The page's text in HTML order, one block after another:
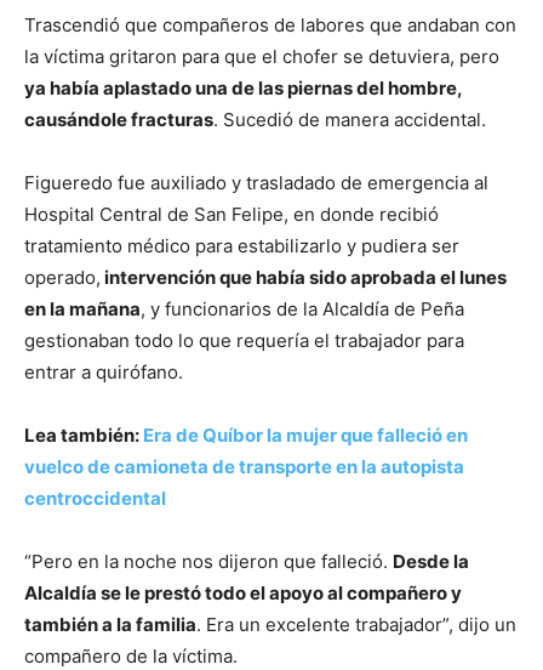
Trascendió que compañeros de labores que andaban con
la víctima gritaron para que el chofer se detuviera, pero
ya había aplastado una de las piernas del hombre,
causándole fracturas. Sucedió de manera accidental.
Figueredo fue auxiliado y trasladado de emergencia al
Hospital Central de San Felipe, en donde recibió
tratamiento médico para estabilizarlo y pudiera ser
operado, intervención que había sido aprobada el lunes
en la mañana, y funcionarios de la Alcaldía de Peña
gestionaban todo lo que requería el trabajador para
entrar a quirófano.
Lea también: Era de Quíbor la mujer que falleció en
vuelco de camioneta de transporte en la autopista
centroccidental
“Pero en la noche nos dijeron que falleció. Desde la
Alcaldía se le prestó todo el apoyo al compañero y
también a la familia. Era un excelente trabajador”, dijo un
compañero de la víctima.